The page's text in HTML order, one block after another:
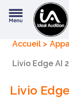
Accueil
Livio Edge AI
Livio